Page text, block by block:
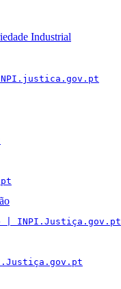
Industrial
| INPI.Justiça.gov.pt